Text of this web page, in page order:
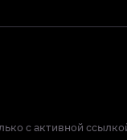
с активной